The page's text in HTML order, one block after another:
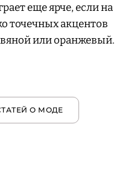
еще ярче, если на
точечных акцентов
или оранжевый.
О МОДЕ